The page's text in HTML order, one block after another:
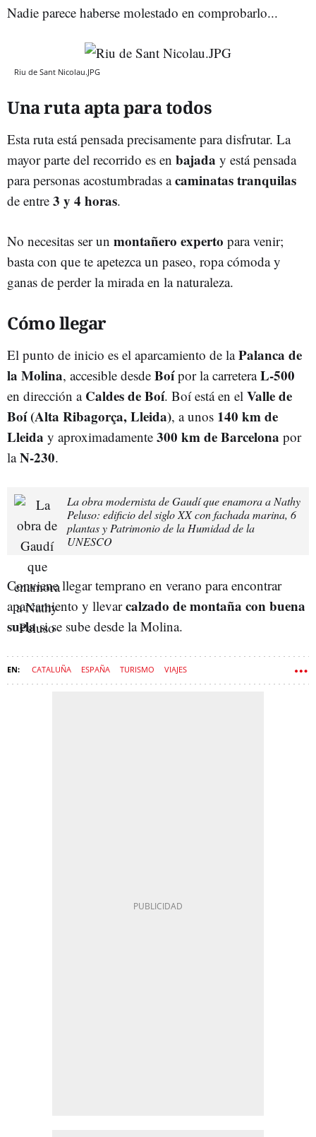
Nadie parece haberse molestado en comprobarlo...
Riu de Sant Nicolau.JPG
Una ruta apta para todos
Esta ruta está pensada precisamente para disfrutar. La
mayor parte del recorrido es en bajada y está pensada
para personas acostumbradas acaminatas tranquilas
de entre 3 y 4 horas.
No necesitas ser un montañero experto para venir;
basta con que te apetezca un paseo, ropa cómoda y
ganas de perder la mirada en la naturaleza.
Cómo llegar
El punto de inicio es el aparcamiento de laPalanca de
la Molina, accesible desde Boípor la carreteraL-500
en dirección a Caldes de Boí. Boí está en el Valle de
Boí (Alta Ribagorça, Lleida), a unos 140 km de
Lleida y aproximadamente 300 km de Barcelona por
laN-230.
La obra modernista de Gaudí que enamora a Nathy
Peluso: edificio del siglo XX con fachada marina, 6
plantas y Patrimonio de la Humidad de la
UNESCO
Conviene llegar temprano en verano para encontrar
aparcamiento y llevarcalzado de montaña con buena
suelasi se sube desde la Molina.
CATALUÑA ESPAÑA TURISMO VIAJES